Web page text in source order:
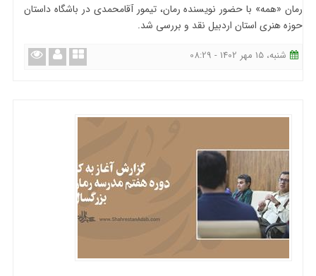
رمان «همه» با حضور نویسنده رمان، تیمور آقامحمدی در باشگاه داستان
حوزه هنری استان اردبیل نقد و بررسی شد.
شنبه، 15 مهر 1402 - 08:29